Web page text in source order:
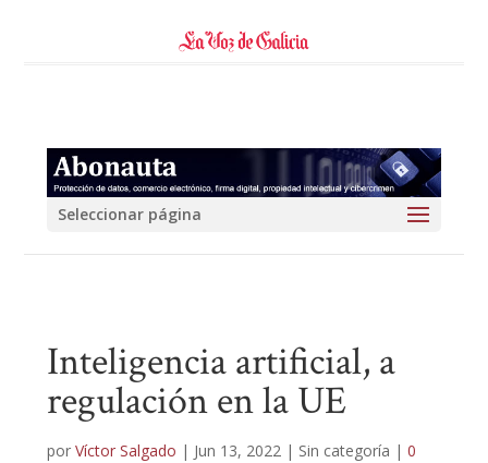
Seleccionar página
Inteligencia artificial, a
regulación en la UE
por Víctor Salgado | Jun 13, 2022| Sin categoría | 0